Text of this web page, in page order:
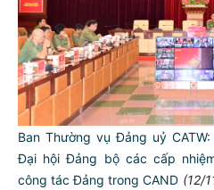
Ban Thường vụ Đảng uỷ
Đại hội Đảng bộ các cấp
công tác Đảng trong CAND (12/